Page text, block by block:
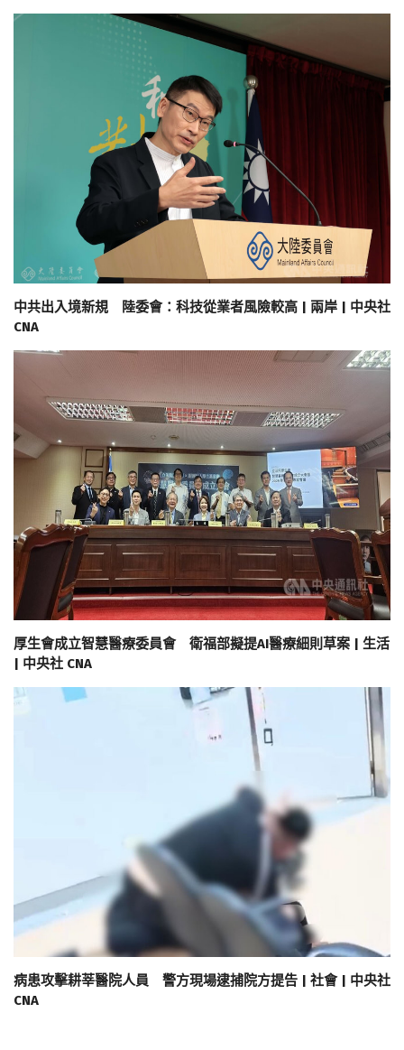
中共出入境新規 陸委會：科技從業者風險較高 | 兩岸 | 中央社
CNA
厚生會成立智慧醫療委員會 衛福部擬提AI醫療細則草案 | 生活
| 中央社 CNA
病患攻擊耕莘醫院人員 警方現場逮捕院方提告 | 社會 | 中央社
CNA